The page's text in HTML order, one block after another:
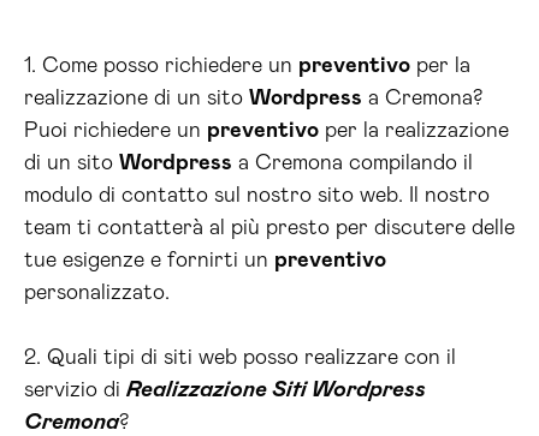
1. Come posso richiedere un preventivo per la
realizzazione di un sito Wordpress a Cremona?
Puoi richiedere un preventivo per la realizzazione
di un sito Wordpress a Cremona compilando il
modulo di contatto sul nostro sito web. Il nostro
team ti contatterà al più presto per discutere delle
tue esigenze e fornirti un preventivo
personalizzato.
2. Quali tipi di siti web posso realizzare con il
servizio di Realizzazione Siti Wordpress
Cremona?